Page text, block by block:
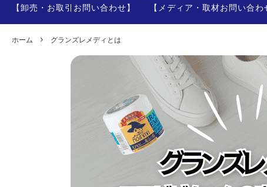
【卸売・お取引お問い合わせ】
【メディア・取材お問い合わ
ホーム グランズレメディとは